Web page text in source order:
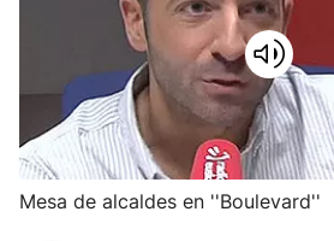
Mesa de alcaldes en ''Boulevard''